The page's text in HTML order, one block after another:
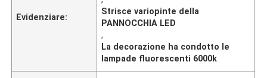
Evidenziare:
Strisce variopinte della
PANNOCCHIA LED
,
La decorazione ha condotto le
lampade fluorescenti 6000k